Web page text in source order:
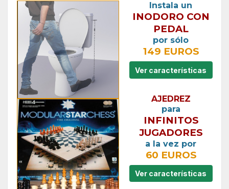
Instala un
INODORO CON
PEDAL
por sólo
149 EUROS
Ver características
AJEDREZ
para
INFINITOS
JUGADORES
a la vez por
60 EUROS
Ver características